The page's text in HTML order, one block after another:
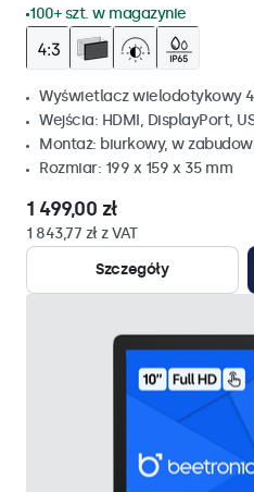
100+ szt. w magazynie
Wyświetlacz wielodotykowy
Wejścia: HDMI, DisplayPort,
Montaż: biurkowy, w
Rozmiar: 199 x 159 x 35 mm
1 499,00 zł
1 843,77 zł z VAT
Szczegóły